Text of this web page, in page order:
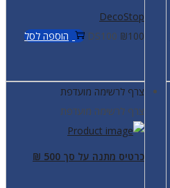
DecoStop
DS100 ₪100 הוספה לסל
צרף לרשימה מועדפת
צרף לרשימה מועדפת
כרטיס מתנה על סך 500 ₪